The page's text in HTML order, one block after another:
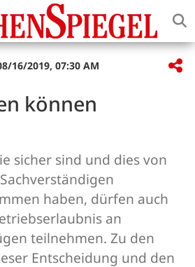
16/2019, 07:30 AM
können
sicher sind und dies von
haben, dürfen auch
an
teilnehmen. Zu den
Entscheidung und den